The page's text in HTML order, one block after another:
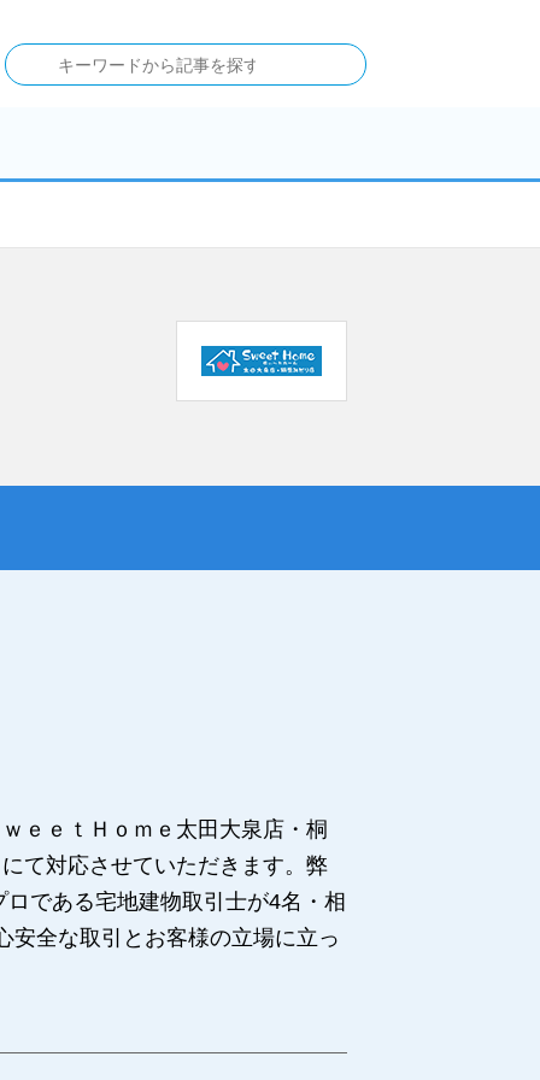
ｅｅｔＨｏｍｅ太田大泉店・桐
て対応させていただきます。弊
である宅地建物取引士が4名・相
安全な取引とお客様の立場に立っ